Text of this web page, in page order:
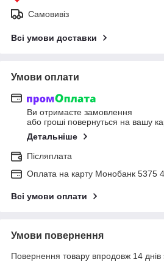
Самовивіз
Всі умови доставки
Умови оплати
Ви отримаєте замовлення
або гроші повернуться на вашу
Детальніше
Післяплата
Оплата на карту Монобанк 5375
Всі умови оплати
Умови повернення
Повернення товару впродовж 14 днів